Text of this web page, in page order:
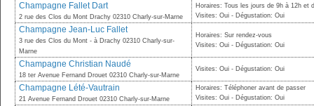
Champagne Fallet Dart
2 rue des Clos du Mont Drachy 02310 Charly-sur-Marne
Horaires: Tous les jours de 9h à 12h et
Visites: Oui - Dégustation: Oui
Champagne Jean-Luc Fallet
3 rue des Clos du Mont - à Drachy 02310 Charly-sur-
Marne
Horaires: Sur rendez-vous
Visites: Oui - Dégustation: Oui
Champagne Christian Naudé
18 ter Avenue Fernand Drouet 02310 Charly-sur-Marne
Visites: Oui - Dégustation: Oui
Champagne Lété-Vautrain
21 Avenue Fernand Drouet 02310 Charly-sur-Marne
Horaires: Téléphoner avant de passer
Visites: Oui - Dégustation: Oui